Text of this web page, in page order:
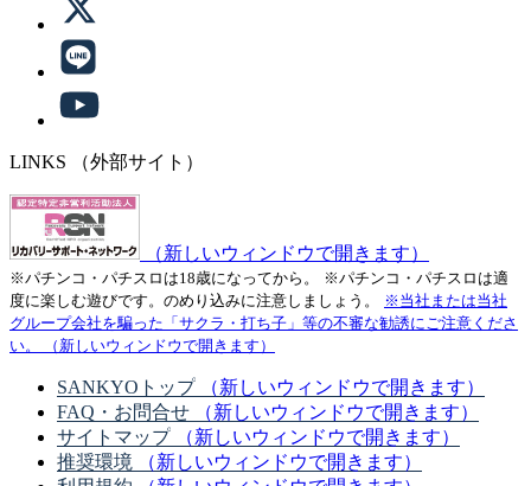
LINKS （外部サイト）
（新しいウィンドウで開きます）
※パチンコ・パチスロは18歳になってから。
※パチンコ・パチスロは適
度に楽しむ遊びです。のめり込みに注意しましょう。
※当社または当社
グループ会社を騙った「サクラ・打ち子」等の不審な勧誘にご注意くださ
い。
（新しいウィンドウで開きます）
SANKYOトップ
（新しいウィンドウで開きます）
FAQ・お問合せ
（新しいウィンドウで開きます）
サイトマップ
（新しいウィンドウで開きます）
推奨環境
（新しいウィンドウで開きます）